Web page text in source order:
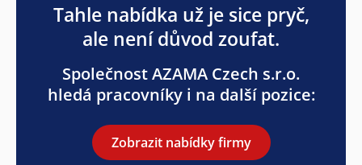
Tahle nabídka už je sice pryč,
ale není důvod zoufat.
Společnost AZAMA Czech s.r.o.
hledá pracovníky i na další pozice:
Zobrazit nabídky firmy